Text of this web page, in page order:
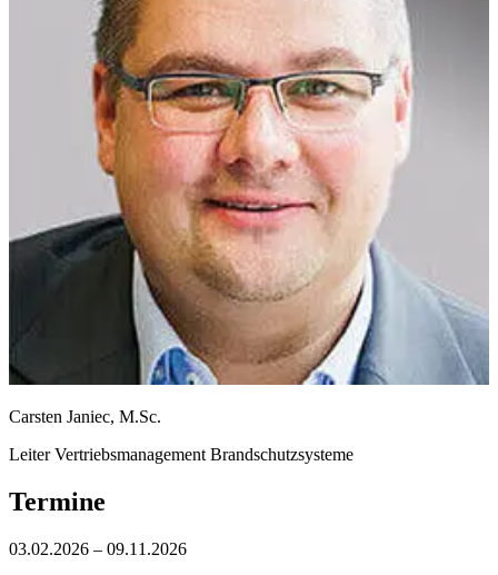
Carsten Janiec, M.Sc.
Leiter Vertriebsmanagement Brandschutzsysteme
Termine
03.02.2026 – 09.11.2026